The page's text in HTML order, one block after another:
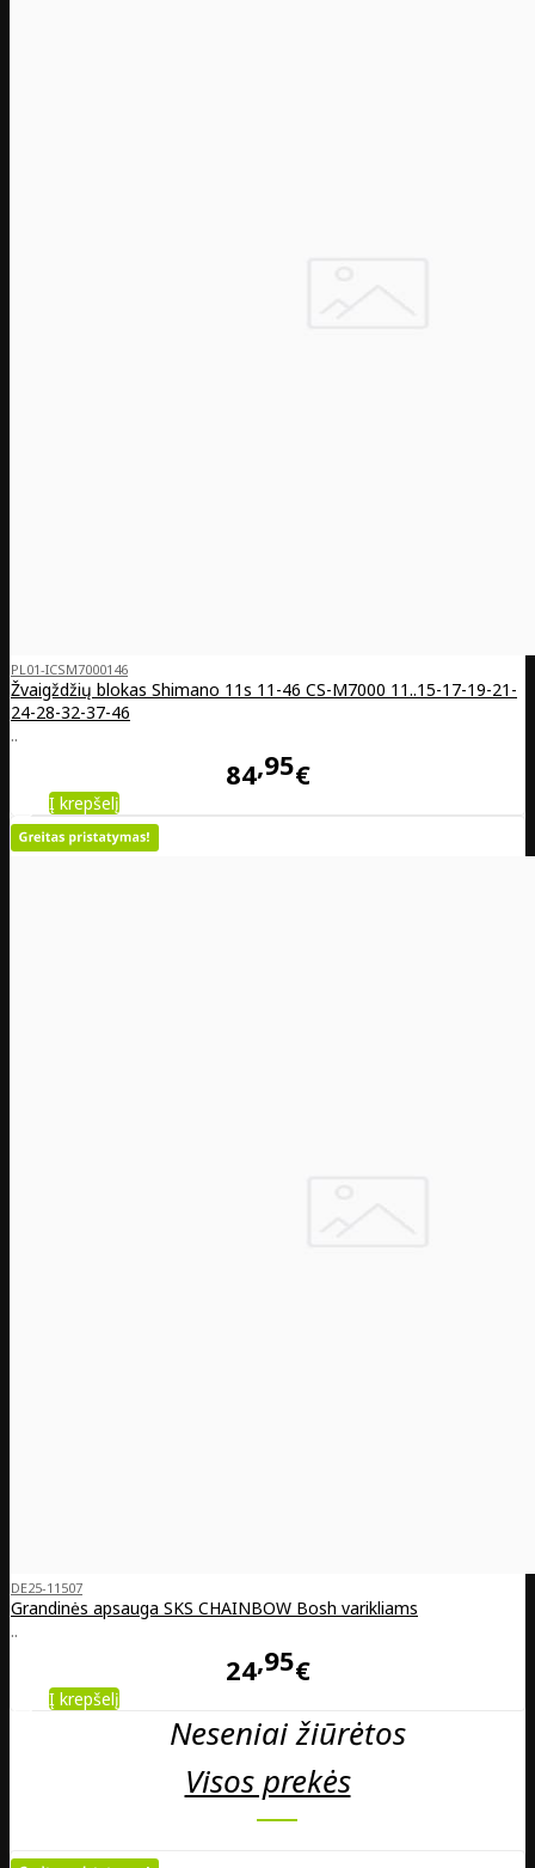
PL01-ICSM7000146
Žvaigždžių blokas Shimano 11s 11-46 CS-M7000 11..15-17-19-21-
24-28-32-37-46
..
84 95€
Į krepšelį
DE25-11507
Grandinės apsauga SKS CHAINBOW Bosh varikliams
..
24 95€
Į krepšelį
Neseniai žiūrėtos
Visos prekės